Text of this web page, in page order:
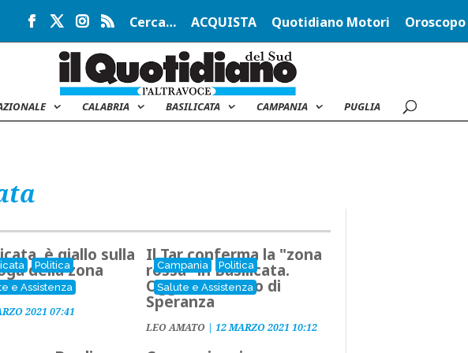
Cerca… ACQUISTA Quotidiano Motori Oroscopo
CALABRIA BASILICATA CAMPANIA PUGLIA
Politica
e Assistenza
è giallo sulla
della zona
2021 07:41
Campania
Politica
Salute e Assistenza
Il Tar conferma la "zona
rossa" in Basilicata.
Oggi il verdetto di
Speranza
LEO AMATO |12 MARZO 2021 10:12